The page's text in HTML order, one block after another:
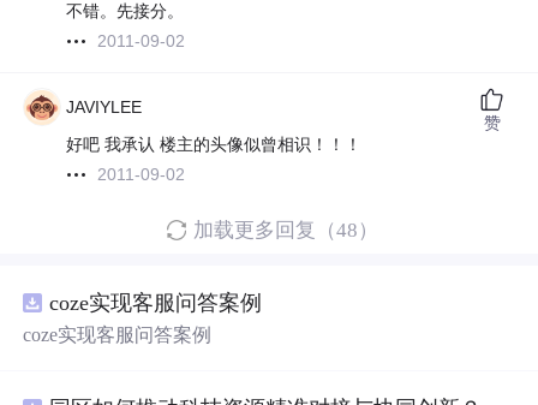
不错。先接分。
2011-09-02
JAVIYLEE
好吧 我承认 楼主的头像似曾相识！！！
2011-09-02
赞
加载更多回复（48）
coze实现客服问答案例
coze实现客服问答案例